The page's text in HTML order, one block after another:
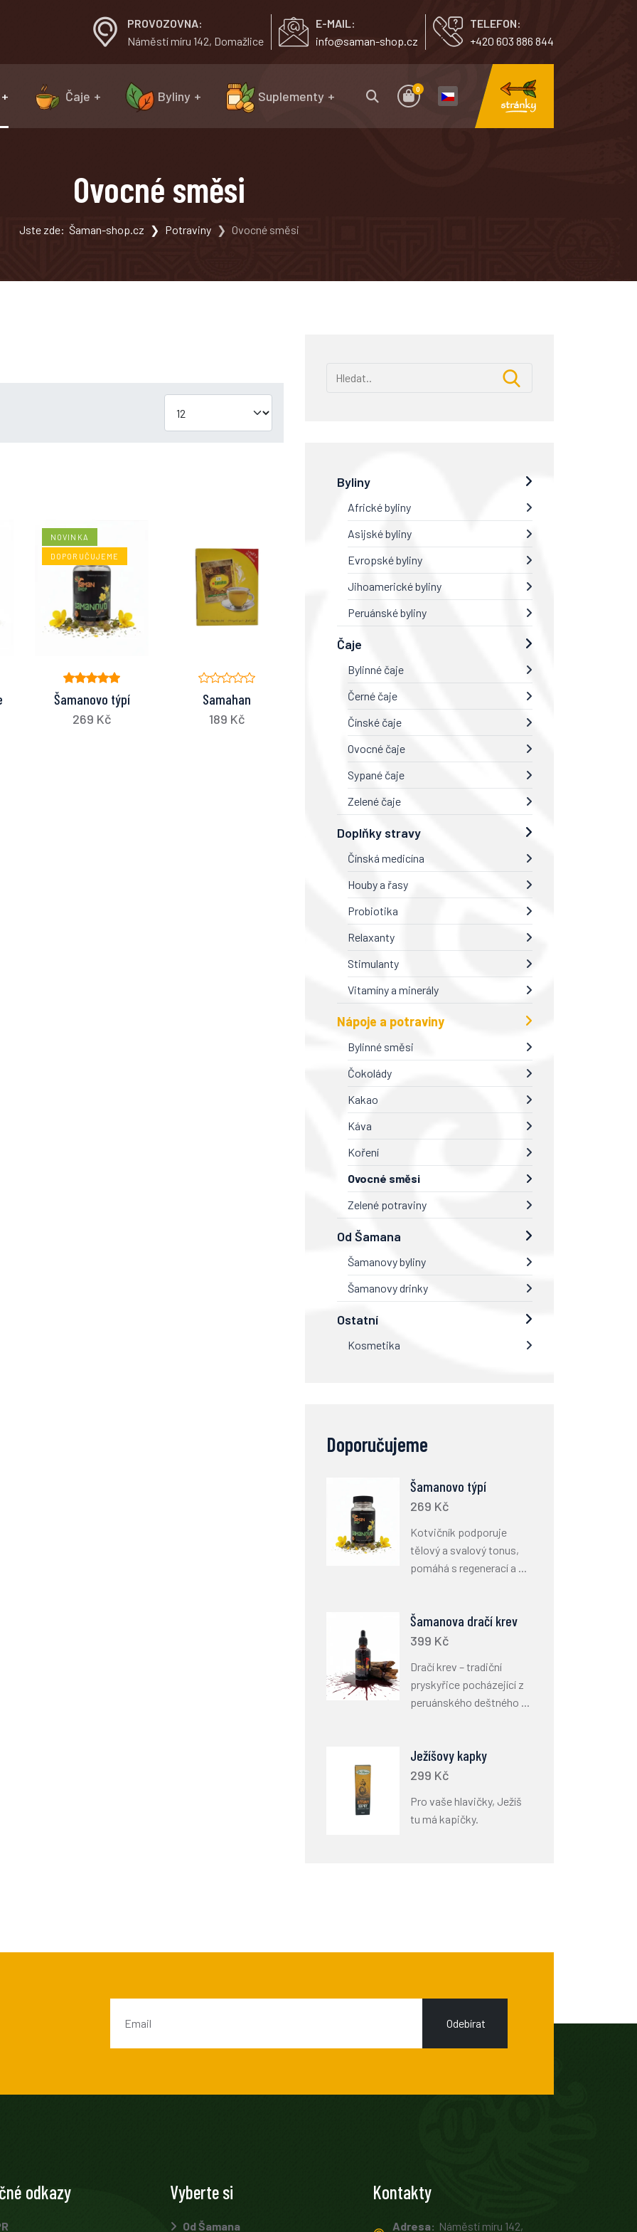
PROVOZOVNA:
Náměstí míru 142, Domažlice
E-MAIL:
info@saman-shop.cz
TELEFON:
+420 603 886 844
Čaje Byliny Suplementy 0
Ovocné směsi
Jste zde: Šaman-shop.cz Potraviny Ovocné směsi
NOVINKA
DOPORUČUJEME
Šamanovo týpí
269 Kč
Samahan
189 Kč
Byliny
Africké byliny
Asijské byliny
Evropské byliny
Jihoamerické byliny
Peruánské byliny
Čaje
Bylinné čaje
Černé čaje
Čínské čaje
Ovocné čaje
Sypané čaje
Zelené čaje
Doplňky stravy
Čínská medicína
Houby a řasy
Probiotika
Relaxanty
Stimulanty
Vitamíny a minerály
Nápoje a potraviny
Bylinné směsi
Čokolády
Kakao
Káva
Koření
Ovocné směsi
Zelené potraviny
Od Šamana
Šamanovy byliny
Šamanovy drinky
Ostatní
Kosmetika
Doporučujeme
Šamanovo týpí
269 Kč
Kotvičník podporuje
tělový a svalový tonus,
pomáhá s regenerací a ...
Šamanova dračí krev
399 Kč
Dračí krev – tradiční
pryskyřice pocházející z
peruánského deštného ...
Ježíšovy kapky
299 Kč
Pro vaše hlavičky, Ježíš
tu má kapičky.
Odebírat
odkazy Vyberte si
Od Šamana
Kontakty
Adresa: Náměstí míru 142,